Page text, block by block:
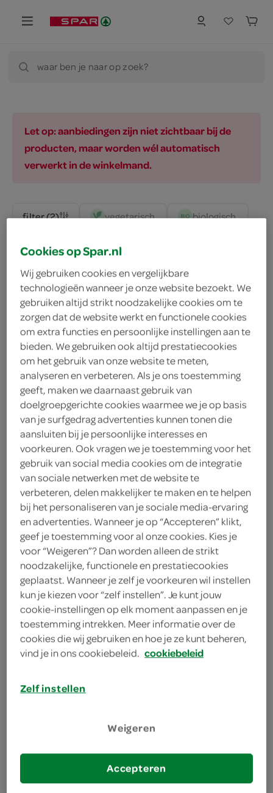
waar ben je naar op zoek?
Let op: aanbiedingen zijn niet zichtbaar bij de
producten, maar worden wél automatisch
verwerkt in de winkelmand.
vegetarisch biologisch
filter (2)
Sprite zero sugar
1 Liter
2.55 kies je SPAR
Sprite zero sugar multipack
1 Liter
3.59 kies je SPAR
Sprite lemon lime
500 Milliliter
2.40 kies je SPAR
Sprite lemon lime
1.5 Liter
Sprite zero sugar blik 330 ml
94 kies je SPAR
Cookies op Spar.nl
Wij gebruiken cookies en vergelijkbare
technologieën wanneer je onze website bezoekt. We
gebruiken altijd strikt noodzakelijke cookies om te
zorgen dat de website werkt en functionele cookies
om extra functies en persoonlijke instellingen aan te
bieden. We gebruiken ook altijd prestatiecookies
om het gebruik van onze website te meten,
analyseren en verbeteren. Als je ons toestemming
geeft, maken we daarnaast gebruik van
doelgroepgerichte cookies waarmee we je op basis
van je surfgedrag advertenties kunnen tonen die
aansluiten bij je persoonlijke interesses en
voorkeuren. Ook vragen we je toestemming voor het
gebruik van social media cookies om de integratie
van sociale netwerken met de website te
verbeteren, delen makkelijker te maken en te helpen
bij het personaliseren van je sociale media-ervaring
en advertenties. Wanneer je op “Accepteren” klikt,
geef je toestemming voor al onze cookies. Kies je
voor “Weigeren”? Dan worden alleen de strikt
noodzakelijke, functionele en prestatiecookies
geplaatst. Wanneer je zelf je voorkeuren wil instellen
kun je kiezen voor “zelf instellen”. Je kunt jouw
cookie-instellingen op elk moment aanpassen en je
toestemming intrekken. Meer informatie over de
cookies die wij gebruiken en hoe je ze kunt beheren,
vind je in ons cookiebeleid. cookiebeleid
Zelf instellen
Weigeren
Accepteren